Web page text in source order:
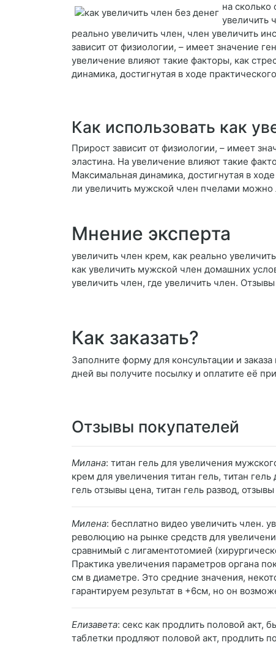
на сколько
увеличить
реально увеличить член, член увеличить
зависит от физиологии, – имеет значение
увеличение влияют такие факторы, как
динамика, достигнутая в ходе
Как использовать как
Прирост зависит от физиологии, – имеет
эластина. На увеличение влияют такие
Максимальная динамика, достигнутая в
ли увеличить мужской член пчелами можно
Мнение эксперта
увеличить член крем, как реально
как увеличить мужской член домашних
увеличить член, где увеличить член.
Как заказать?
Заполните форму для консультации и
дней вы получите посылку и оплатите её
Отзывы покупателей
Милана: титан гель для увеличения
крем для увеличения титан гель, титан
гель отзывы цена, титан гель развод,
Милена: бесплатно видео увеличить член.
революцию на рынке средств для
сравнимый с лигаментотомией
Практика увеличения параметров органа
см в диаметре. Это средние значения,
гарантируем результат в +6см, но он
Елизавета: секс как продлить половой акт,
таблетки продляют половой акт, продлить